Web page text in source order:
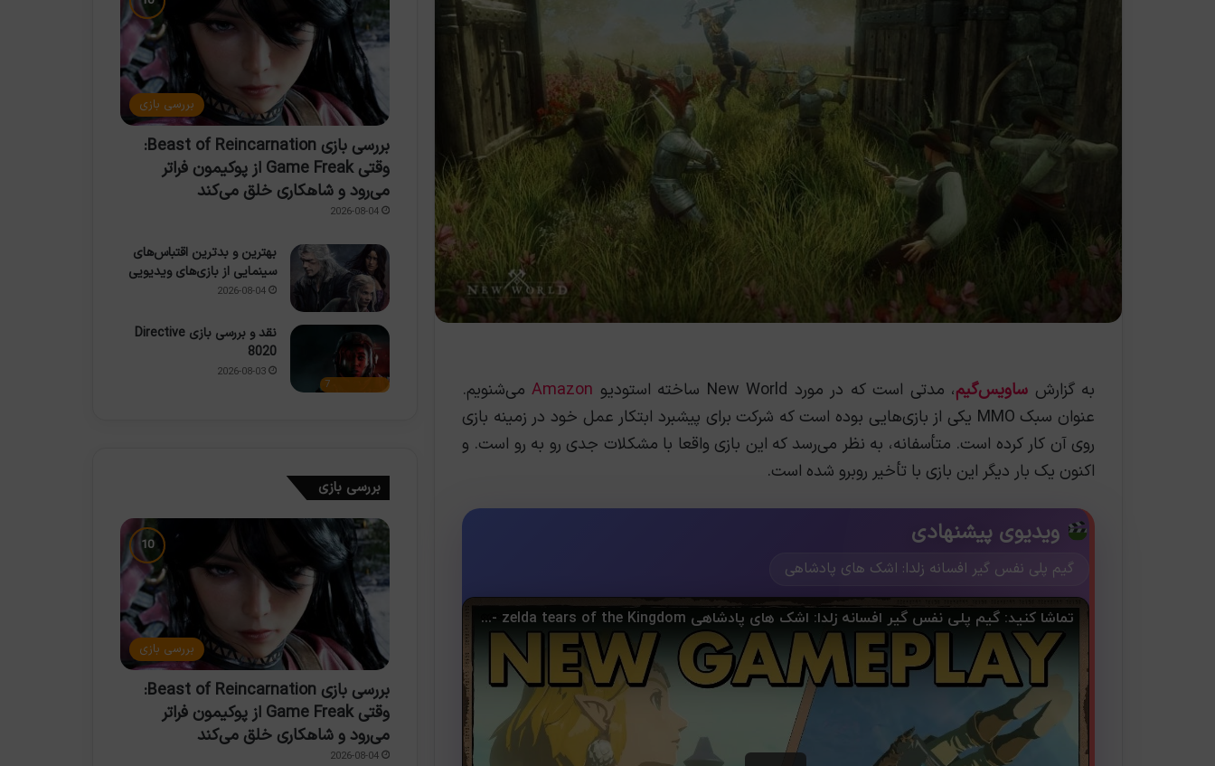
به گزارش ساویس‌گیم، مدتی است که در مورد New World ساخته استودیو Amazonمی‌شنویم.
عنوان سبک MMO یکی از بازی‌هایی بوده است که شرکت برای پیشبرد ابتکار عمل خود در زمینه بازی
روی آن کار کرده است. متأسفانه، به نظر می‌رسد که این بازی واقعا با مشکلات جدی رو به رو است. و
اکنون یک بار دیگر این بازی با تأخیر روبرو شده است.
ویدیوی پیشنهادی
گیم پلی نفس گیر افسانه زلدا: اشک های پادشاهی
بررسی بازی
بررسی بازی Beast of Reincarnation:
وقتی Game Freak از پوکیمون فراتر
می‌رود و شاهکاری خلق می‌کند
2026-08-04
بهترین و بدترین اقتباس‌های
سینمایی از بازی‌های ویدیویی
2026-08-04
7
نقد و بررسی بازی Directive
8020
2026-08-03
بررسی بازی
بررسی بازی
بررسی بازی Beast of Reincarnation:
وقتی Game Freak از پوکیمون فراتر
می‌رود و شاهکاری خلق می‌کند
2026-08-04